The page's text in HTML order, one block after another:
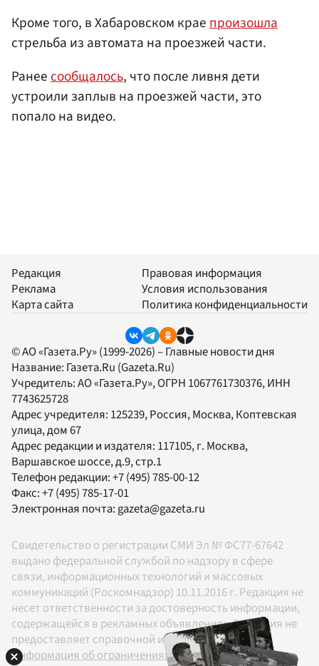
Кроме того, в Хабаровском краепроизошла
стрельба из автомата на проезжей части.
Ранеесообщалось, что после ливня дети
устроили заплыв на проезжей части, это
попало на видео.
Редакция
Реклама
Карта сайта
Правовая информация
Условия использования
Политика конфиденциальности
© АО «Газета.Ру» (1999-2026) – Главные новости дня
Название: Газета.Ru (Gazeta.Ru)
Учредитель:АО «Газета.Ру», ОГРН 1067761730376, ИНН
7743625728
Адрес учредителя: 125239, Россия, Москва, Коптевская
улица, дом 67
Адрес редакции и издателя: 117105, г. Москва,
Варшавское шоссе, д.9, стр.1
Телефон редакции:+7 (495) 785-00-12
Факс:+7 (495) 785-17-01
Электронная почта:gazeta@gazeta.ru
Свидетельство о регистрации СМИ Эл № ФС77-67642
выдано федеральной службой по надзору в сфере
связи, информационных технологий и массовых
коммуникаций (Роскомнадзор) 10.11.2016 г. Редакция не
несет ответственности за достоверность информации,
содержащейся в рекламных объявлениях. Редакция не
предоставляет справочной информации.
Информация об ограничениях